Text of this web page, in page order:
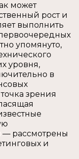
может
рост и
выполнить
упомянуто,
уровня,
в
зрения
— рассмотрены
и